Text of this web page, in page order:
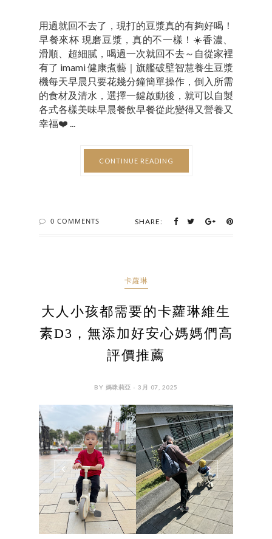
用過就回不去了，現打的豆漿真的有夠好喝！
早餐來杯 現磨豆漿，真的不一樣！☀️香濃、
滑順、超細膩，喝過一次就回不去～自從家裡
有了 imami 健康煮藝｜旗艦破壁智慧養生豆漿
機每天早晨只要花幾分鐘簡單操作，倒入所需
的食材及清水，選擇一鍵啟動後，就可以自製
各式各樣美味早晨餐飲早餐從此變得又營養又
幸福❤️ ...
CONTINUE READING
0 COMMENTS SHARE:
卡蘿琳
大人小孩都需要的卡蘿琳維生
素D3，無添加好安心媽媽們高
評價推薦
BY 媽咪莉亞 - 3月 07, 2025